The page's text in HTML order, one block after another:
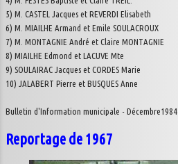
5) M. CASTEL Jacques et REVERDI Elisabeth
6) M. MIAILHE Armand et Emile SOULACROUX
7) M. MONTAGNIE André et Claire MONTAGNIE
8) MIAILHE Edmond et LACUVE Mte
9) SOULAIRAC Jacques et CORDES Marie
10) JALABERT Pierre et BUSQUES Anne
Bulletin d'Information municipale - Décembre1984
Reportage de 1967